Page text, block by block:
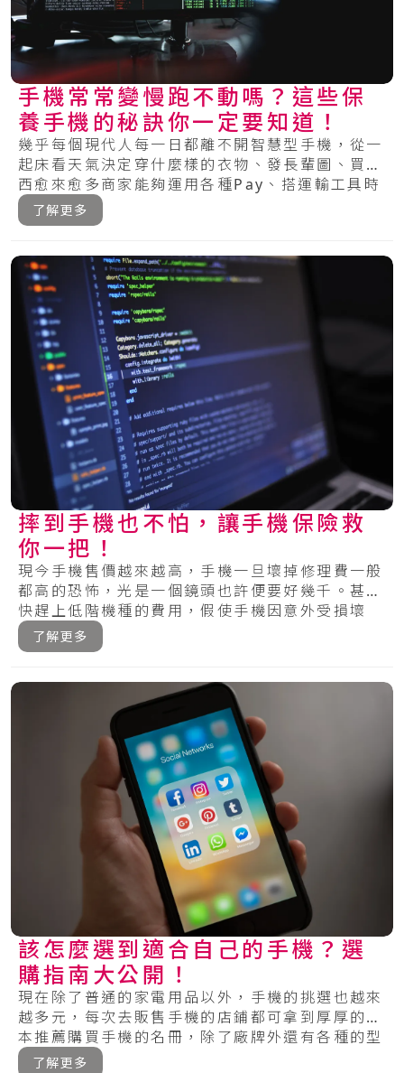
手機常常變慢跑不動嗎？這些保
養手機的秘訣你一定要知道！
幾乎每個現代人每一日都離不開智慧型手機，從一
起床看天氣決定穿什麼樣的衣物、發長輩圖、買東
西愈來愈多商家能夠運用各種Pay、搭運輸工具時
可.....
了解更多
摔到手機也不怕，讓手機保險救
你一把！
現今手機售價越來越高，手機一旦壞掉修理費一般
都高的恐怖，光是一個鏡頭也許便要好幾千。甚至
快趕上低階機種的費用，假使手機因意外受損壞
掉，絕.....
了解更多
該怎麼選到適合自己的手機？選
購指南大公開！
現在除了普通的家電用品以外，手機的挑選也越來
越多元，每次去販售手機的店鋪都可拿到厚厚的一
本推薦購買手機的名冊，除了廠牌外還有各種的型
號，.....
了解更多